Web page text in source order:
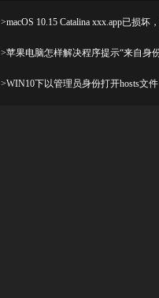
>WIN10下以管理员身份打开hosts文件